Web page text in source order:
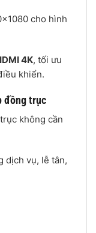
cho hình
4K, tối ưu
khiển.
đồng trục
không cần
dịch vụ, lễ tân,